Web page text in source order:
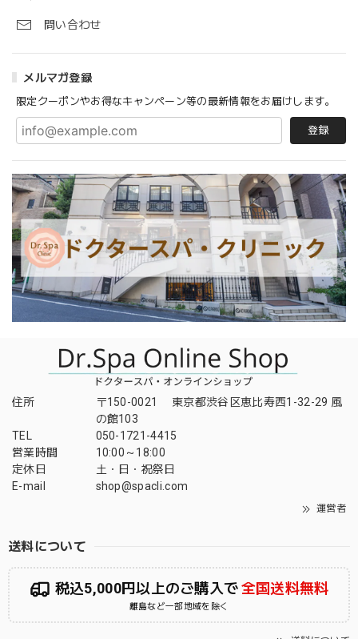
問い合わせ
メルマガ登録
限定クーポンやお得なキャンペーン等の最新情報をお届けします。
登録
住所
〒150-0021 東京都渋谷区恵比寿西1-32-29 風
の館103
TEL
050-1721-4415
営業時間
10:00～18:00
定休日
土・日・祝祭日
E-mail
shop@spacli.com
運営者
送料について
税込5,000円以上のご購入で全国送料無料
離島など一部地域を除く